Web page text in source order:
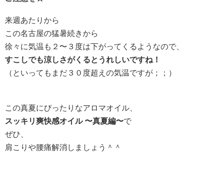
来週あたりから
この名古屋の猛暑続きから
徐々に気温も２〜３度は下がってくるようなので、
すこしでも涼しさがくるとうれしいですね！
（といってもまだ３０度超えの気温ですが；；）
この真夏にぴったりなアロマオイル、
スッキリ爽快感オイル 〜真夏編〜で
ぜひ、
肩こりや腰痛解消しましょう＾＾